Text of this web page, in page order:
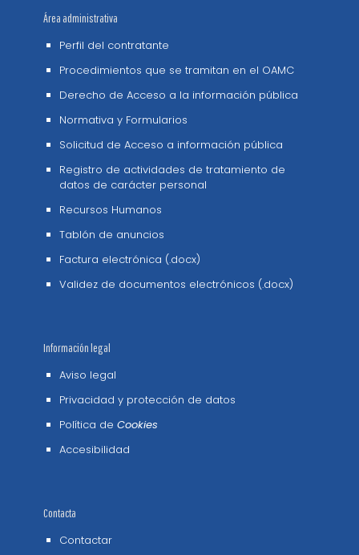
Área administrativa
Perfil del contratante
Procedimientos que se tramitan en el OAMC
Derecho de Acceso a la información pública
Normativa y Formularios
Solicitud de Acceso a información pública
Registro de actividades de tratamiento de
datos de carácter personal
Recursos Humanos
Tablón de anuncios
Factura electrónica (.docx)
Validez de documentos electrónicos (.docx)
Información legal
Aviso legal
Privacidad y protección de datos
Política de Cookies
Accesibilidad
Contacta
Contactar